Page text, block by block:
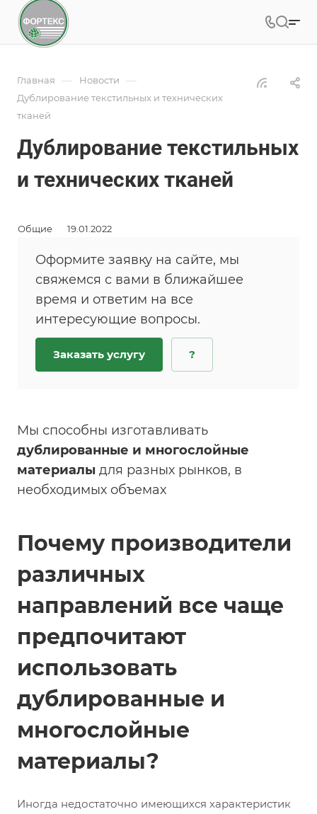
Главная — Новости —
Дублирование текстильных и технических
тканей
Дублирование текстильных
и технических тканей
Общие 19.01.2022
Оформите заявку на сайте, мы
свяжемся с вами в ближайшее
время и ответим на все
интересующие вопросы.
Заказать услугу ?
Мы способны изготавливать
дублированные и многослойные
материалы для разных рынков, в
необходимых объемах
Почему производители
различных
направлений все чаще
предпочитают
использовать
дублированные и
многослойные
материалы?
Иногда недостаточно имеющихся характеристик